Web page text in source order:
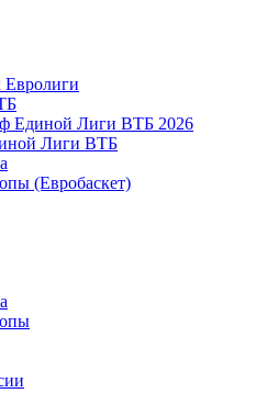
Единой Лиги ВТБ 2026
Лиги ВТБ
(Евробаскет)